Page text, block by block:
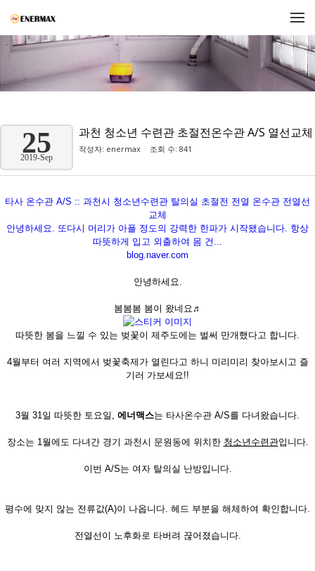
25
2019-Sep
과천 청소년 수련관 초절전온수관 A/S 열선교체
작성자: enermax 조회 수: 841
타사 온수관 A/S :: 과천시 청소년수련관 탈의실 초절전 전열 온수관 전열선
교체
안녕하세요. 또다시 머리가 아플 정도의 강력한 한파가 시작됐습니다. 항상
따뜻하게 입고 외출하여 몸 건...
blog.naver.com
안녕하세요.
봄봄봄 봄이 왔네요♬
따뜻한 봄을 느낄 수 있는 벚꽃이 제주도에는 벌써 만개했다고 합니다.
4월부터 여러 지역에서 벚꽃축제가 열린다고 하니 미리미리 찾아보시고 즐
기러 가보세요!!
3월 31일 따뜻한 토요일, 에너맥스는 타사온수관 A/S를 다녀왔습니다.
장소는 1월에도 다녀간 경기 과천시 문원동에 위치한 청소년수련관입니다.
이번 A/S는 여자 탈의실 난방입니다.
평수에 맞지 않는 전류값(A)이 나옵니다. 헤드 부분을 해체하여 확인합니다.
전열선이 노후화로 타버려 끊어졌습니다.